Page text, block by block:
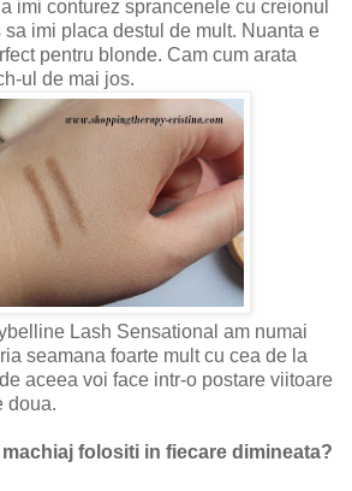
imi conturez sprancenele cu creionul
imi placa destul de mult. Nuanta e
pentru blonde. Cam cum arata
ul de mai jos.
Lash Sensational am numai
seamana foarte mult cu cea de la
aceea voi face intr-o postare viitoare
doua.
folositi in fiecare dimineata?